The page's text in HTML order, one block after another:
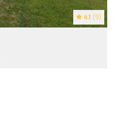
4.1 (9)